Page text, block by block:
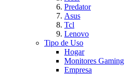
Predator
Asus
Tcl
Lenovo
Tipo de Uso
Hogar
Monitores Gaming
Empresa